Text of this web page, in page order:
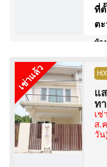
ที่
ต
ห้อ
ขน
สิท
วิว:
เช่าแล้ว
แ
ท
เช่
ส.
วัน